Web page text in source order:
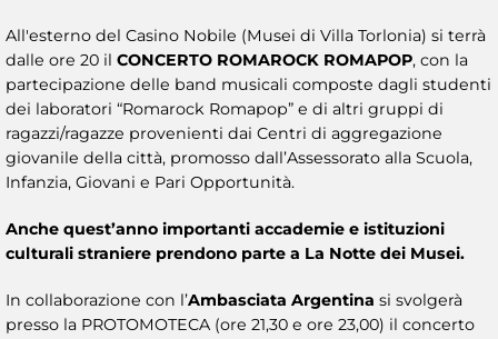
All'esterno del Casino Nobile (Musei di Villa Torlonia) si terrà
dalle ore 20 il CONCERTO ROMAROCK ROMAPOP, con la
partecipazione delle band musicali composte dagli studenti
dei laboratori “Romarock Romapop” e di altri gruppi di
ragazzi/ragazze provenienti dai Centri di aggregazione
giovanile della città, promosso dall’Assessorato alla Scuola,
Infanzia, Giovani e Pari Opportunità.
Anche quest’anno importanti accademie e istituzioni
culturali straniere prendono parte a La Notte dei Musei.
In collaborazione con l’Ambasciata Argentina si svolgerà
presso la PROTOMOTECA (ore 21,30 e ore 23,00) il concerto